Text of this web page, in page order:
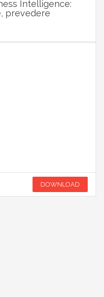
Intelligence:
prevedere
DOWNLOAD